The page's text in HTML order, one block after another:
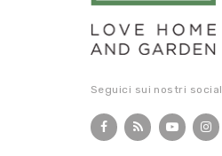
Seguici sui nostri social